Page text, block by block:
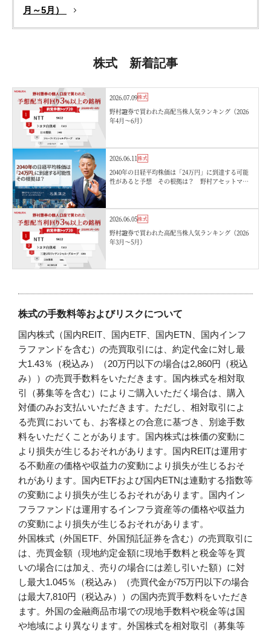
月～5月）
株式 新着記事
2026.07.09株式
野村證券で買われた高配当株人気ランキング（2026
年4月〜6月）
2026.06.11株式
2040年の日経平均株価は「24万円」に到達する可能
性があると予想 その根拠は？ 野村アセットマネ
2026.06.05株式
野村證券で買われた高配当株人気ランキング（2026
年3月〜5月）
株式の手数料等およびリスクについて
国内株式（国内REIT、国内ETF、国内ETN、国内インフ
ラファンドを含む）の売買取引には、約定代金に対し最
大1.43％（税込み）（20万円以下の場合は2,860円（税込
み））の売買手数料をいただきます。国内株式を相対取
引（募集等を含む）によりご購入いただく場合は、購入
対価のみお支払いいただきます。ただし、相対取引によ
る売買においても、お客様との合意に基づき、別途手数
料をいただくことがあります。国内株式は株価の変動に
より損失が生じるおそれがあります。国内REITは運用す
る不動産の価格や収益力の変動により損失が生じるおそ
れがあります。国内ETFおよび国内ETNは連動する指数等
の変動により損失が生じるおそれがあります。国内イン
フラファンドは運用するインフラ資産等の価格や収益力
の変動により損失が生じるおそれがあります。
外国株式（外国ETF、外国預託証券を含む）の売買取引に
は、売買金額（現地約定金額に現地手数料と税金等を買
いの場合には加え、売りの場合には差し引いた額）に対
し最大1.045％（税込み）（売買代金が75万円以下の場合
は最大7,810円（税込み））の国内売買手数料をいただき
ます。外国の金融商品市場での現地手数料や税金等は国
や地域により異なります。外国株式を相対取引（募集等